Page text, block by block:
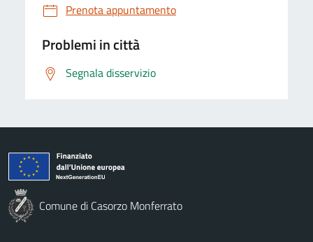
Prenota appuntamento
Problemi in città
Segnala disservizio
Comune di Casorzo Monferrato